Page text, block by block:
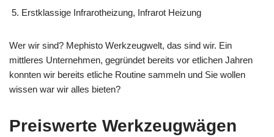
Erstklassige Infrarotheizung, Infrarot Heizung
Wer wir sind? Mephisto Werkzeugwelt, das sind wir. Ein
mittleres Unternehmen, gegründet bereits vor etlichen Jahren
konnten wir bereits etliche Routine sammeln und Sie wollen
wissen war wir alles bieten?
Preiswerte Werkzeugwägen